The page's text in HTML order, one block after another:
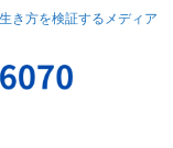
き方を検証するメディア